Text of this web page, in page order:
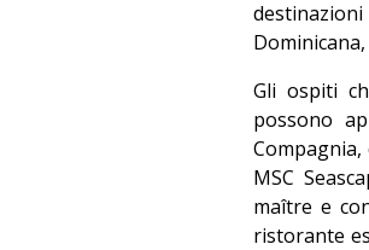
Gli ospiti
possono
MSC
maître e
ristorante